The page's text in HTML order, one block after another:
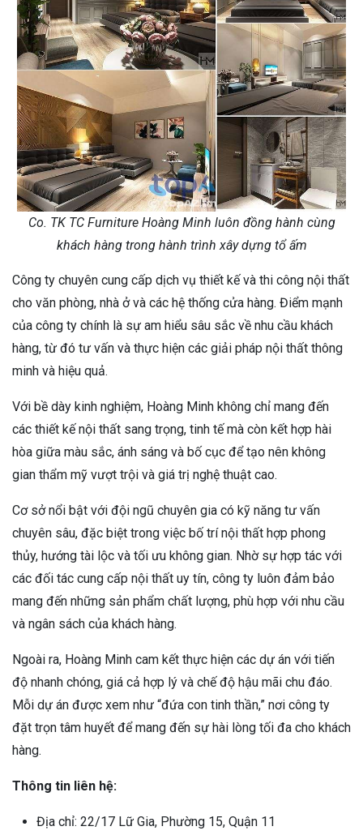
Co. TK TC Furniture Hoàng Minh luôn đồng hành cùng
khách hàng trong hành trình xây dựng tổ ấm
Công ty chuyên cung cấp dịch vụ thiết kế và thi công nội thất
cho văn phòng, nhà ở và các hệ thống cửa hàng. Điểm mạnh
của công ty chính là sự am hiểu sâu sắc về nhu cầu khách
hàng, từ đó tư vấn và thực hiện các giải pháp nội thất thông
minh và hiệu quả.
Với bề dày kinh nghiệm, Hoàng Minh không chỉ mang đến
các thiết kế nội thất sang trọng, tinh tế mà còn kết hợp hài
hòa giữa màu sắc, ánh sáng và bố cục để tạo nên không
gian thẩm mỹ vượt trội và giá trị nghệ thuật cao.
Cơ sở nổi bật với đội ngũ chuyên gia có kỹ năng tư vấn
chuyên sâu, đặc biệt trong việc bố trí nội thất hợp phong
thủy, hướng tài lộc và tối ưu không gian. Nhờ sự hợp tác với
các đối tác cung cấp nội thất uy tín, công ty luôn đảm bảo
mang đến những sản phẩm chất lượng, phù hợp với nhu cầu
và ngân sách của khách hàng.
Ngoài ra, Hoàng Minh cam kết thực hiện các dự án với tiến
độ nhanh chóng, giá cả hợp lý và chế độ hậu mãi chu đáo.
Mỗi dự án được xem như “đứa con tinh thần,” nơi công ty
đặt trọn tâm huyết để mang đến sự hài lòng tối đa cho khách
hàng.
Thông tin liên hệ:
Địa chỉ: 22/17 Lữ Gia, Phường 15, Quận 11